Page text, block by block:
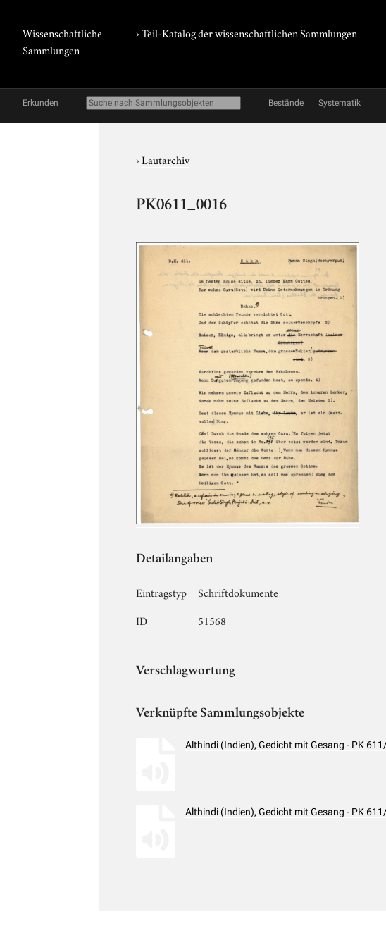
Wissenschaftliche
Sammlungen
› Teil-Katalog der wissenschaftlichen Sammlungen
Erkunden Bestände Systematik
›Lautarchiv
PK0611_0016
Detailangaben
Eintragstyp
Schriftdokumente
ID
51568
Verschlagwortung
Verknüpfte Sammlungsobjekte
Althindi (Indien), Gedicht mit Gesang - PK
Althindi (Indien), Gedicht mit Gesang - PK